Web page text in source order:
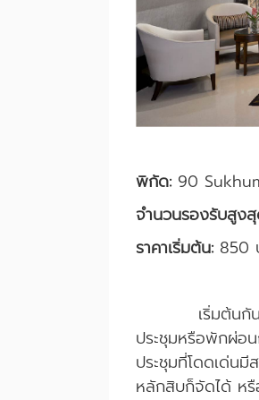
พิกัด:90
จำนวนรองรับสูง
ราคาเริ่มต้น: 850
เริ่มต้น
ประชุมหรือพักผ่อ
ประชุมที่โดดเด่น
หลักสิบก็จัดได้ ห